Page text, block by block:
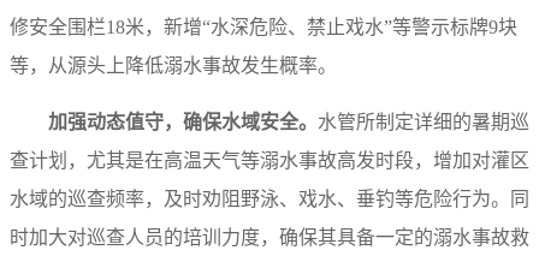
修安全围栏18米，新增“水深危险、禁止戏水”等警示标牌9块
等，从源头上降低溺水事故发生概率。
加强动态值守，确保水域安全。 水管所制定详细的暑期巡
查计划，尤其是在高温天气等溺水事故高发时段，增加对灌区
水域的巡查频率，及时劝阻野泳、戏水、垂钓等危险行为。同
时加大对巡查人员的培训力度，确保其具备一定的溺水事故救